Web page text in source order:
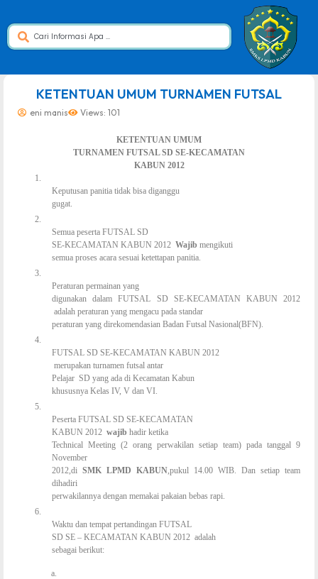
KETENTUAN UMUM TURNAMEN FUTSAL
eni manis Views: 101
KETENTUAN UMUM
TURNAMEN FUTSAL SD SE-KECAMATAN
KABUN 2012
1.
Keputusan panitia tidak bisa diganggu
gugat.
2.
Semua peserta FUTSAL SD
SE-KECAMATAN KABUN 2012 Wajib mengikuti
semua proses acara sesuai ketettapan panitia.
3.
Peraturan permainan yang
digunakan dalam FUTSAL SD SE-KECAMATAN KABUN 2012
adalah peraturan yang mengacu pada standar
peraturan yang direkomendasian Badan Futsal Nasional(BFN).
4.
FUTSAL SD SE-KECAMATAN KABUN 2012
merupakan turnamen futsal antar
Pelajar SD yang ada di Kecamatan Kabun
khususnya Kelas IV, V dan VI.
5.
Peserta FUTSAL SD SE-KECAMATAN
KABUN 2012 wajib hadir ketika
Technical Meeting (2 orang perwakilan setiap team) pada tanggal 9
November
2012,di SMK LPMD KABUN,pukul 14.00 WIB. Dan setiap team
dihadiri
perwakilannya dengan memakai pakaian bebas rapi.
6.
Waktu dan tempat pertandingan FUTSAL
SD SE – KECAMATAN KABUN 2012 adalah
sebagai berikut:
a.